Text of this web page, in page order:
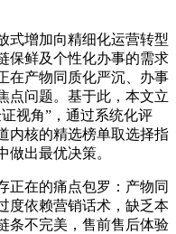
增加向精细化运营转型
保鲜及个性化办事的需求
在产物同质化严沉、办事
点问题。基于此，本文立
视角”，通过系统化评
内核的精选榜单取选择指
出最优决策。
在的痛点包罗：产物同
度依赖营销话术，缺乏本
条不完美，售前售后体验